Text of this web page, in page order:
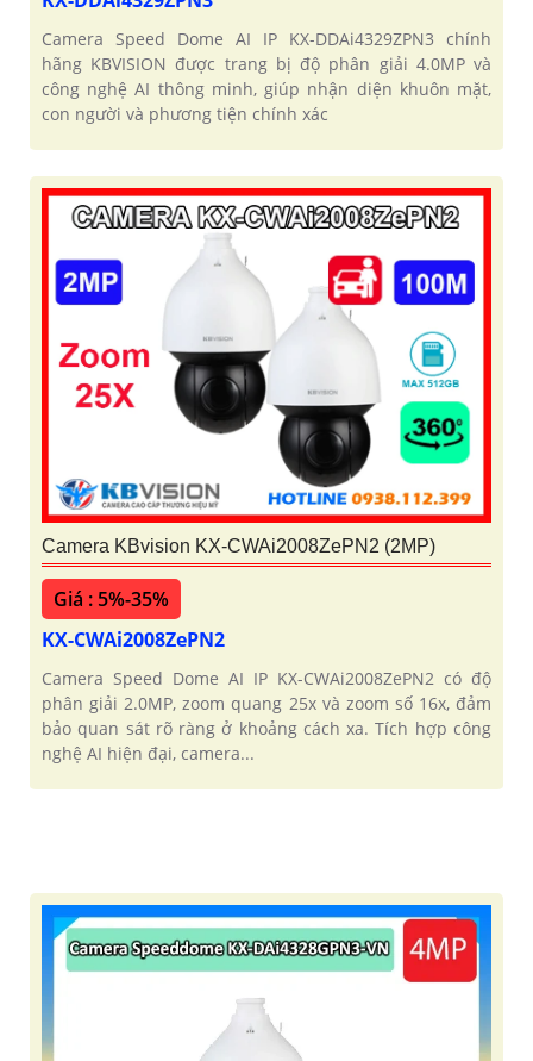
Camera Speed Dome AI IP KX-DDAi4329ZPN3 chính
hãng KBVISION được trang bị độ phân giải 4.0MP và
công nghệ AI thông minh, giúp nhận diện khuôn mặt,
con người và phương tiện chính xác
Camera KBvision KX-CWAi2008ZePN2 (2MP)
Giá : 5%-35%
KX-CWAi2008ZePN2
Camera Speed Dome AI IP KX-CWAi2008ZePN2 có độ
phân giải 2.0MP, zoom quang 25x và zoom số 16x, đảm
bảo quan sát rõ ràng ở khoảng cách xa. Tích hợp công
nghệ AI hiện đại, camera...